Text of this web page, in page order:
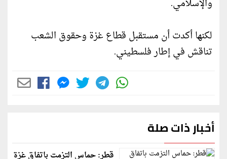
والإسلامي.
لكنها أكدت أن مستقبل قطاع غزة وحقوق الشعب
تناقش في إطار فلسطيني.
أخبار ذات صلة
قطر: حماس التزمت باتفاق غزة